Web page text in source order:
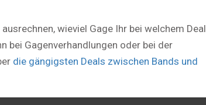
wieviel Gage Ihr bei welchem Deal
bei Gagenverhandlungen oder bei der
die gängigsten Deals zwischen Bands und